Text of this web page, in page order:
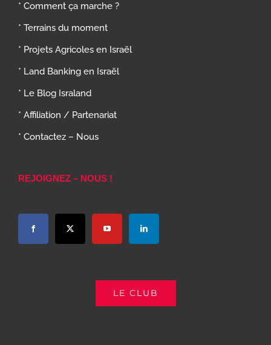
* Comment ça marche ?
* Terrains du moment
* Projets Agricoles en Israël
* Land Banking en Israël
* Le Blog Israland
* Affiliation / Partenariat
* Contactez – Nous
REJOIGNEZ – NOUS !
LE CLUB